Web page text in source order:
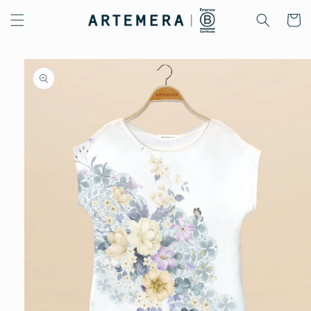
directamente
al contenido
Carrito
directamente
información